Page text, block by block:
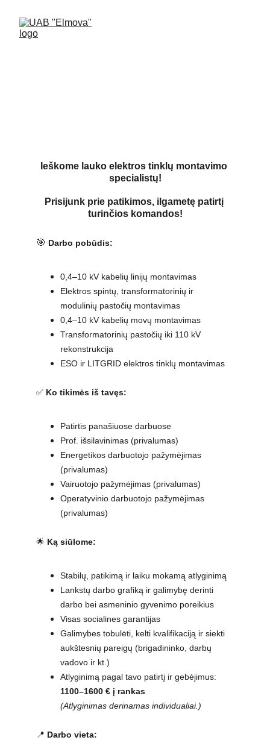
🎯 Darbo pobūdis:
0,4–10 kV kabelių linijų montavimas
Elektros spintų, transformatorinių ir
modulinių pastočių montavimas
0,4–10 kV kabelių movų montavimas
Transformatorinių pastočių iki 110 kV
rekonstrukcija
ESO ir LITGRID elektros tinklų montavimas
✅ Ko tikimės iš tavęs:
Patirtis panašiuose darbuose
Prof. išsilavinimas (privalumas)
Energetikos darbuotojo pažymėjimas
(privalumas)
Vairuotojo pažymėjimas (privalumas)
Operatyvinio darbuotojo pažymėjimas
(privalumas)
🌟 Ką siūlome:
Stabilų, patikimą ir laiku mokamą atlyginimą
Lankstų darbo grafiką ir galimybę derinti
darbo bei asmeninio gyvenimo poreikius
Visas socialines garantijas
Galimybes tobulėti, kelti kvalifikaciją ir siekti
aukštesnių pareigų (brigadininko, darbų
vadovo ir kt.)
Atlyginimą pagal tavo patirtį ir gebėjimus:
1100–1600 € į rankas
(Atlyginimas derinamas individualiai.)
📍 Darbo vieta:
Ieškome lauko elektros tinklų montavimo
specialistų!
Prisijunk prie patikimos, ilgametę patirtį
turinčios komandos!